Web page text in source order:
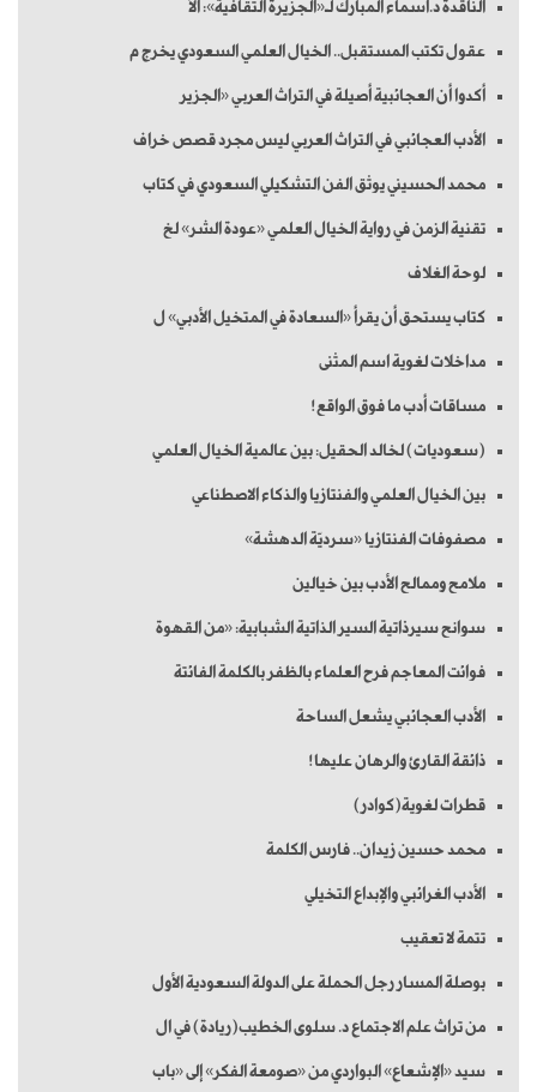
الناقدة د.أسماء المبارك لـ«الجزيرة الثقافية»: الأ
عقول تكتب المستقبل.. الخيال العلمي السعودي يخرج م
أكدوا أن العجائبية أصيلة في التراث العربي «الجزير
الأدب العجائبي في التراث العربي ليس مجرد قصص خراف
محمد الحسيني يوثق الفن التشكيلي السعودي في كتاب
تقنية الزمن في رواية الخيال العلمي «عودة الشر» لخ
لوحة الغلاف
كتاب يستحق أن يقرأ «السعادة في المتخيل الأدبي» ل
مداخلات لغوية اسم المثنى
مساقات أدب ما فوق الواقع!
(سعوديات) لخالد الحقيل: بين عالمية الخيال العلمي
بين الخيال العلمي والفنتازيا والذكاء الاصطناعي
مصفوفات الفنتازيا «سرديّة الدهشة»
ملامح وممالح الأدب بين خيالين
سوانح سيرذاتية السير الذاتية الشبابية: «من القهوة
فوائت المعاجم فرح العلماء بالظفر بالكلمة الفائتة
الأدب العجائبي يشعل الساحة
ذائقة القارئ والرهان عليها!
قطرات لغوية(كوادر)
محمد حسين زيدان.. فارس الكلمة
الأدب الغرائبي والإبداع التخيلي
تتمة لا تعقيب
بوصلة المسار رجل الحملة على الدولة السعودية الأول
من تراث علم الاجتماع د. سلوى الخطيب(ريادة) في ال
سيد «الإشعاع» البواردي من «صومعة الفكر» إلى «باب